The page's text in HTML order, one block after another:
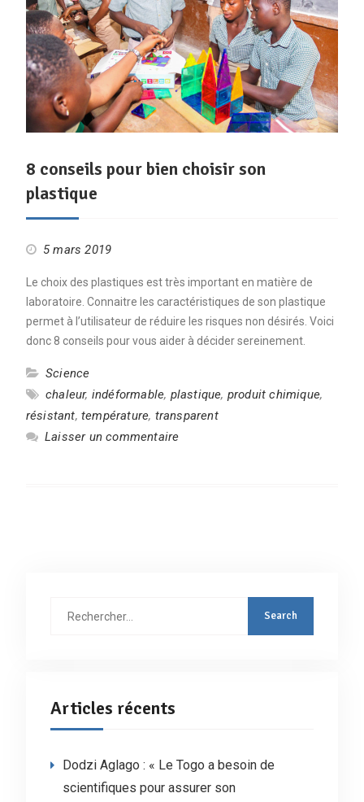
8 conseils pour bien choisir son
plastique
5 mars 2019
Le choix des plastiques est très important en matière de
laboratoire. Connaitre les caractéristiques de son plastique
permet à l’utilisateur de réduire les risques non désirés. Voici
donc 8 conseils pour vous aider à décider sereinement.
Science
chaleur, indéformable, plastique, produit chimique,
résistant, température, transparent
Laisser un commentaire
Articles récents
Dodzi Aglago : « Le Togo a besoin de
scientifiques pour assurer son